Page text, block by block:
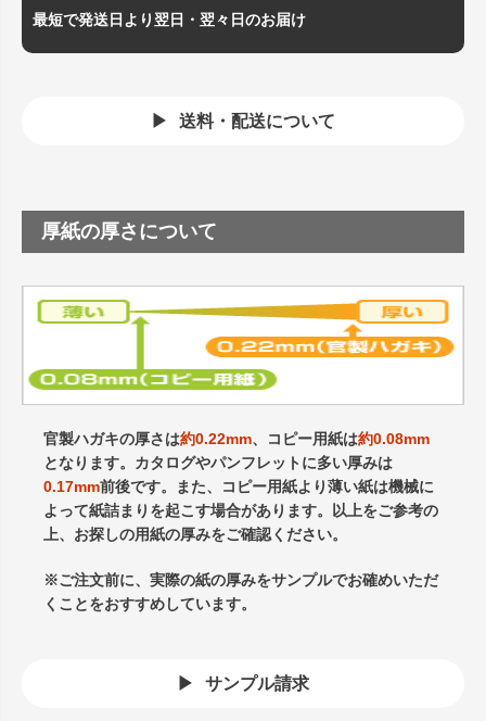
最短で発送日より翌日・翌々日のお届け
送料・配送について
厚紙の厚さについて
官製ハガキの厚さは約0.22mm、コピー用紙は約0.08mm
となります。カタログやパンフレットに多い厚みは
0.17mm前後です。また、コピー用紙より薄い紙は機械に
よって紙詰まりを起こす場合があります。以上をご参考の
上、お探しの用紙の厚みをご確認ください。
※ご注文前に、実際の紙の厚みをサンプルでお確めいただ
くことをおすすめしています。
サンプル請求